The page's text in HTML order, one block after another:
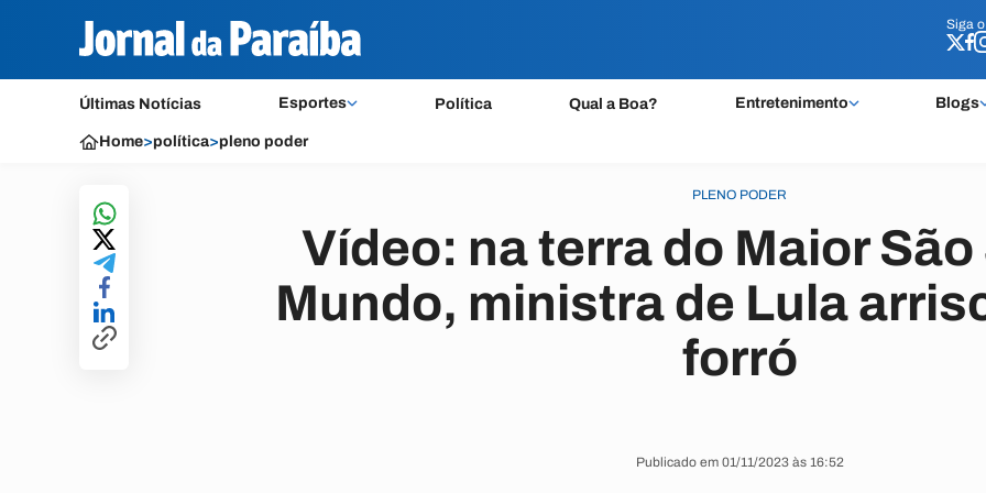
Siga o
Últimas Notícias Esportes Política Qual a Boa? Entretenimento Blogs
Siga o
Home>política>pleno poder
PLENO PODER
Vídeo: na terra do Maior
Mundo, ministra de Lula
forró
Publicado em 01/11/2023 às 16:52